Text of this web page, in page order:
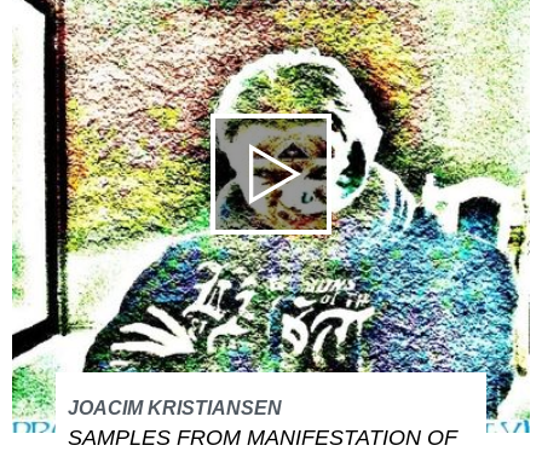
JOACIM KRISTIANSEN
SAMPLES FROM MANIFESTATION OF